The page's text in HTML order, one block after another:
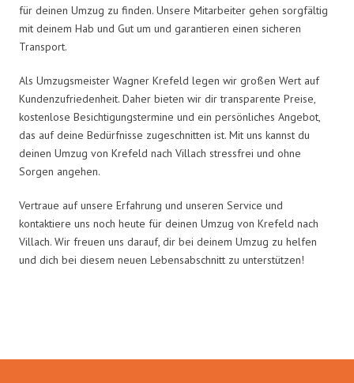
für deinen Umzug zu finden. Unsere Mitarbeiter gehen sorgfältig
mit deinem Hab und Gut um und garantieren einen sicheren
Transport.
Als Umzugsmeister Wagner Krefeld legen wir großen Wert auf
Kundenzufriedenheit. Daher bieten wir dir transparente Preise,
kostenlose Besichtigungstermine und ein persönliches Angebot,
das auf deine Bedürfnisse zugeschnitten ist. Mit uns kannst du
deinen Umzug von Krefeld nach Villach stressfrei und ohne
Sorgen angehen.
Vertraue auf unsere Erfahrung und unseren Service und
kontaktiere uns noch heute für deinen Umzug von Krefeld nach
Villach. Wir freuen uns darauf, dir bei deinem Umzug zu helfen
und dich bei diesem neuen Lebensabschnitt zu unterstützen!